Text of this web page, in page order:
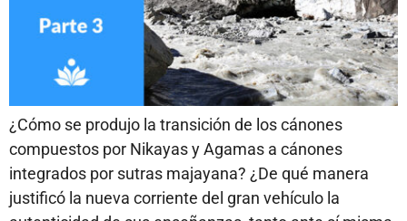
¿Cómo se produjo la transición de los cánones
compuestos por Nikayas y Agamas a cánones
integrados por sutras majayana? ¿De qué manera
justificó la nueva corriente del gran vehículo la